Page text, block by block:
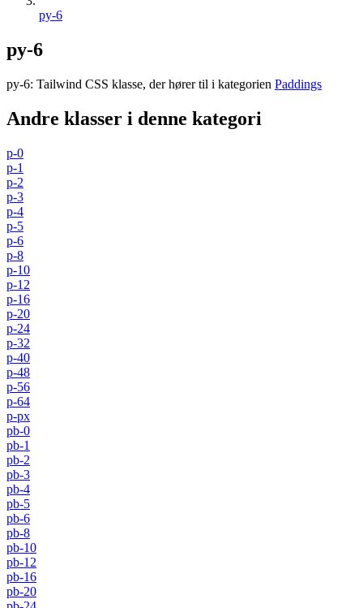
py-6
py-6
py-6: Tailwind CSS klasse, der hører til i kategorien Paddings
Andre klasser i denne kategori
p-0
p-1
p-2
p-3
p-4
p-5
p-6
p-8
p-10
p-12
p-16
p-20
p-24
p-32
p-40
p-48
p-56
p-64
p-px
pb-0
pb-1
pb-2
pb-3
pb-4
pb-5
pb-6
pb-8
pb-10
pb-12
pb-16
pb-20